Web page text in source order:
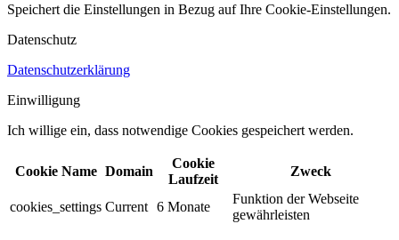
Speichert die Einstellungen in Bezug auf Ihre Cookie-Einstellungen.​
Datenschutz
Datenschutzerklärung
Einwilligung
Ich willige ein, dass notwendige Cookies gespeichert werden.​
Cookie Name Domain
Cookie
Laufzeit
Zweck
cookies_settings Current 6 Monate
Funktion der Webseite
gewährleisten